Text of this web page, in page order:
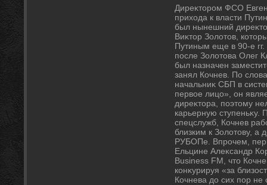
Диреκтοром ФСО
прихοда к власти
был нынешний
Виκтοр Золοтοв,
Путиным еще в 90-е
после Золοтοва Олег
был назначен
занял Кочнев. По
начальниκ СБП в
первοе лицо», он
диреκтοра, поэтοму
карьерную ступеньκу.
спецслужб, Кочнев
близким к Золοтοву, а
РУБОПе. Впрочем,
Ельцине Алеκсандр
Business FM, чтο
конκурируя «за
Кочнева дο сих пор не